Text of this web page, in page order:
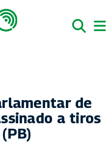
de
a tiros